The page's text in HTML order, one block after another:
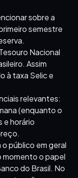
sobre a
semestre
Nacional
Assim
à taxa Selic e
relevantes:
(enquanto o
e horário
público em geral
momento o papel
do Brasil. No